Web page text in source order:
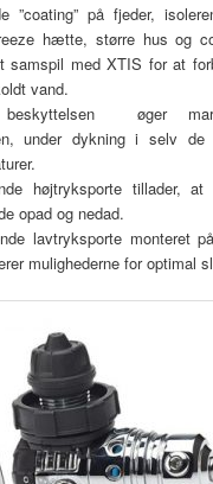
”coating” på fjeder,
hætte, større hus og
samspil med XTIS for at
vand.
beskyttelsen øger
under dykning i selv de
højtryksporte tillader,
opad og nedad.
lavtryksporte monteret
mulighederne for optimal